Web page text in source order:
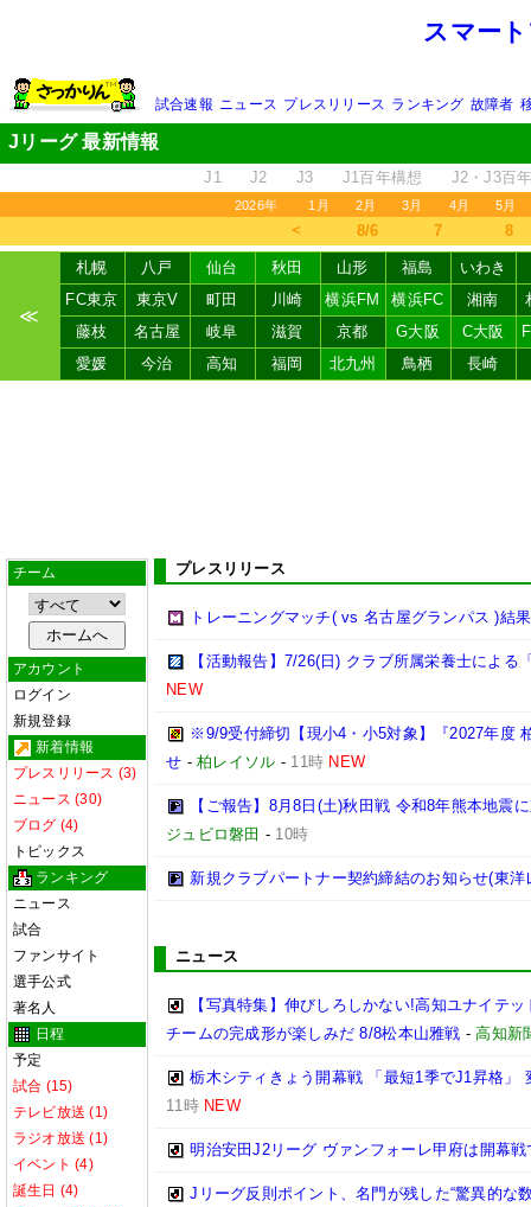
スマー
試合速報 ニュース プレスリリース ランキング 故障者
Jリーグ 最新情報
J1 J2 J3 J1百年構想 J2・J3百
2026年 1月 2月 3月 4月 5月
＜ 8/6 7 8
≪
札幌 八戸 仙台 秋田 山形 福島
いわき
FC東京
東京V 町田 川崎 横浜FM 横浜FC 湘南
藤枝
名古屋 岐阜 滋賀 京都 G大阪 C大阪
愛媛
今治 高知 福岡 北九州 鳥栖 長崎
チーム
アカウント
ログイン
新規登録
新着情報
プレスリリース (3)
ニュース (30)
ブログ (4)
トピックス
ランキング
ニュース
試合
ファンサイト
選手公式
著名人
日程
予定
試合 (15)
テレビ放送 (1)
ラジオ放送 (1)
イベント (4)
誕生日 (4)
プレスリリース
トレーニングマッチ( vs 名古屋グランパス )結
【活動報告】7/26(日) クラブ所属栄養士による
NEW
※9/9受付締切【現小4・小5対象】『2027年度
せ -柏レイソル - 11時 NEW
【ご報告】8月8日(土)秋田戦 令和8年熊本地震
ジュビロ磐田 - 10時
新規クラブパートナー契約締結のお知らせ(東洋
ニュース
【写真特集】伸びしろしかない!高知ユナイテ
チームの完成形が楽しみだ 8/8松本山雅戦 -高知新
栃木シティきょう開幕戦 「最短1季でJ1昇格」
11時 NEW
明治安田J2リーグ ヴァンフォーレ甲府は開幕
Jリーグ反則ポイント、名門が残した“驚異的